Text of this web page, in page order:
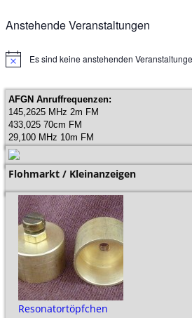
Anstehende Veranstaltungen
H
n
w
e
Es sind keine anstehenden
AFGN Anruffrequenzen:
145,2625 MHz 2m FM
433,025 70cm FM
29,100 MHz 10m FM
Flohmarkt / Kleinanzeigen
Resonatortöpfchen